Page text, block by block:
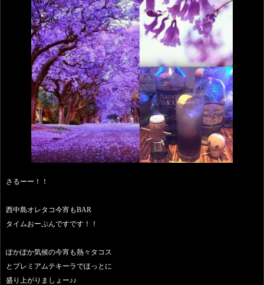
さるーー！！
西中島オレタコ今宵もBAR
タイムおーぷんですです！！
ぽかぽか気候の今宵も熱々タコス
とプレミアムテキーラでほっとに
盛り上がりましょー♪♪